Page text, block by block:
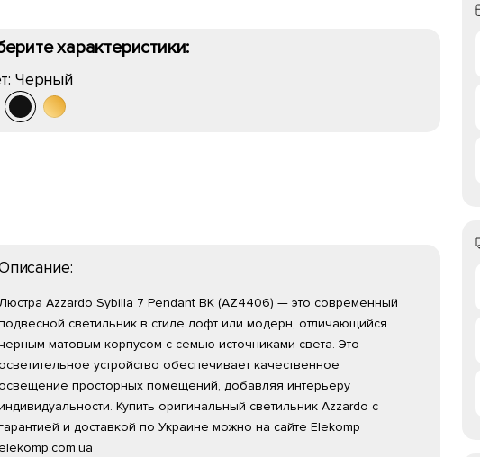
характеристики:
Черный
Azzardo Sybilla 7 Pendant BK (AZ4406) — это современный
светильник в стиле лофт или модерн, отличающийся
матовым корпусом с семью источниками света. Это
устройство обеспечивает качественное
просторных помещений, добавляя интерьеру
Купить оригинальный светильник Azzardo с
и доставкой по Украине можно на сайте Elekomp